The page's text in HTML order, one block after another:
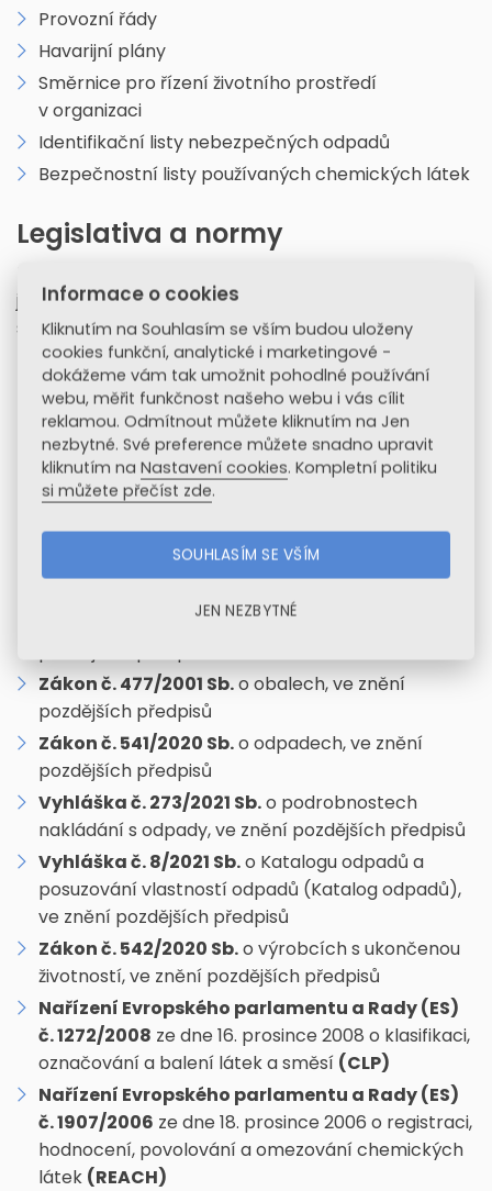
Provozní řády
Havarijní plány
Směrnice pro řízení životního prostředí
v organizaci
Identifikační listy nebezpečných odpadů
Bezpečnostní listy používaných chemických látek
Legislativa a normy
je vytvořeno v souladu s platnou legislativou ČR a řídí
se následujícími předpisy v platném znění:
Zákon č. 350/2011 Sb.o chemických látkách a
chemických směsích a o změně některých
zákonů (chemický zákon), ve znění pozdějších
předpisů
Zákon č. 224/2015 Sb.o prevenci závažných
havárií, ve znění pozdějších předpisů
Zákon č. 254/2001 Sb.o vodách a o změně
některých zákonů (vodní zákon), ve znění
Zákon č. 201/2012 Sb.o ochraně ovzduší, ve znění
Zákon č. 477/2001 Sb.o obalech, ve znění
pozdějších předpisů
Zákon č. 541/2020 Sb.o odpadech, ve znění
pozdějších předpisů
Vyhláška č. 273/2021 Sb.o podrobnostech
nakládání s odpady, ve znění pozdějších předpisů
Vyhláška č. 8/2021 Sb.o Katalogu odpadů a
posuzování vlastností odpadů (Katalog odpadů),
ve znění pozdějších předpisů
Zákon č. 542/2020 Sb.o výrobcích s ukončenou
životností, ve znění pozdějších předpisů
Nařízení Evropského parlamentu a Rady (ES)
č. 1272/2008 ze dne 16. prosince 2008 o klasifikaci,
označování a balení látek a směsí (CLP)
Nařízení Evropského parlamentu a Rady (ES)
č. 1907/2006 ze dne 18. prosince 2006 o registraci,
hodnocení, povolování a omezování chemických
látek (REACH)
Informace o cookies
Kliknutím na Souhlasím se vším budou uloženy
cookies funkční, analytické i marketingové -
dokážeme vám tak umožnit pohodlné používání
webu, měřit funkčnost našeho webu i vás cílit
reklamou. Odmítnout můžete kliknutím na Jen
nezbytné. Své preference můžete snadno upravit
kliknutím naNastavení cookies. Kompletní politiku
si můžete přečíst zde.
SOUHLASÍM SE VŠÍM
JEN NEZBYTNÉ